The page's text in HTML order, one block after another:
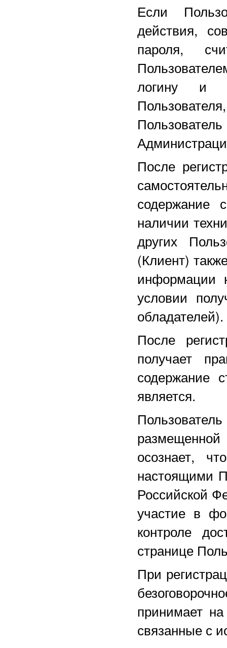
Если
действия,
пароля,
логину и
После
содержание
наличии
других
(Клиент)
информации
условии
обладателей).
После
получает
содержание
является.
осознает,
настоящими
Российской
участие в
контроле
странице
При
принимает
связанные с